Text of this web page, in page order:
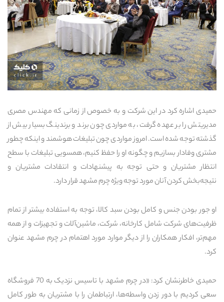
حمیدی اشاره کرد در این شرکت و به خصوص از زمانی که مهندس مصری
مدیریتش را بر عهده گرفت، به مواردی چون برند و برندینگ بسیار بیش از
گذشته توجه شده است. امروز مواردی چون تبلیغات هوشمند و اینکه چطور
مشتری وفادار بسازیم و چگونه او را حفظ کنیم، همسویی تبلیغات با سطح
انتظار مشتریان و حتی توجه به پیشنهادات و انتقادات مشتریان و
نتیجه‌بخش کردن آنان مورد توجه ویژه چرم مشهد قرار دارد.
او جور بودن جنس و کامل بودن سبد کالا، توجه به استفاده بیشتر از تمام
ظرفیت‌های شرکت شامل کارخانه، شرکت، ماشین‌آلات و تجهیزات و از همه
مهم‌تر، افکار همکاران را از دیگر موارد مورد اهتمام در چرم مشهد عنوان
کرد.
حمیدی خاطرنشان کرد: «در چرم مشهد با تاسیس نزدیک به 70 فروشگاه
سعی کردیم با دور زدن واسطه‌ها، ارتباطمان را با مشتریان به طور کامل